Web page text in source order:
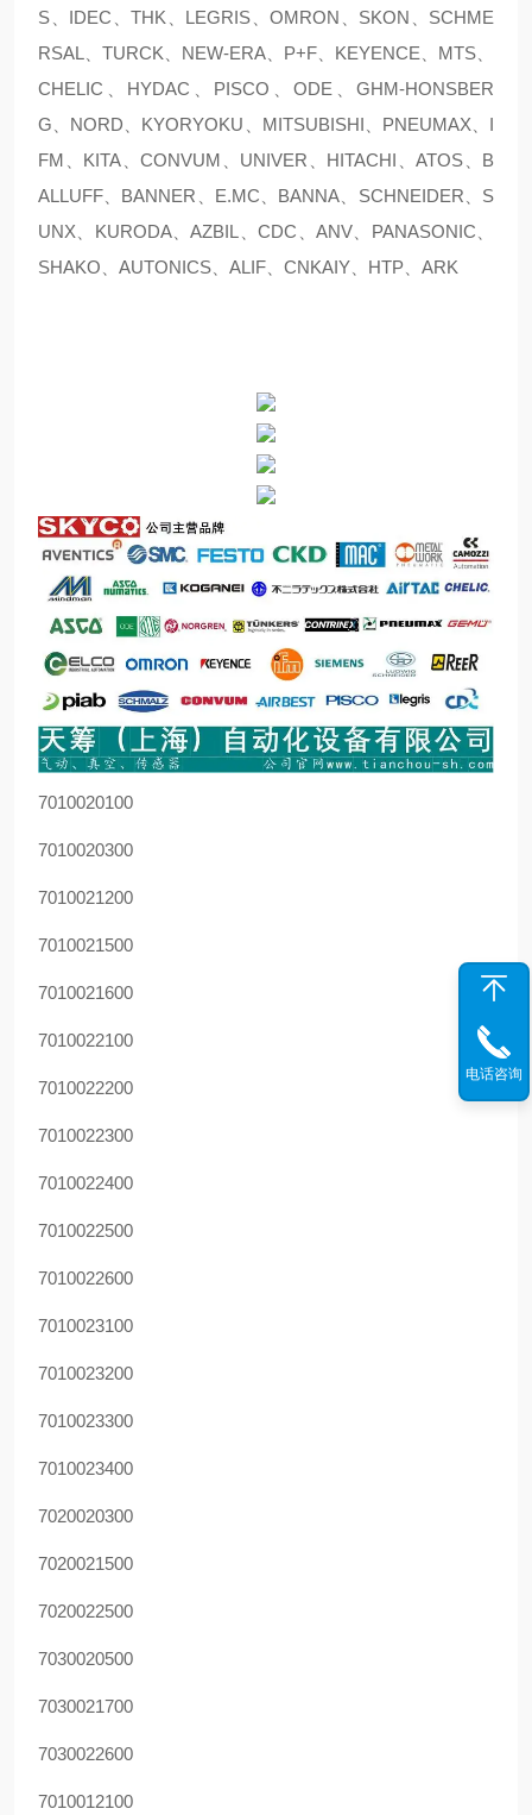
S、IDEC、THK、LEGRIS、OMRON、SKON、SCHME
RSAL、TURCK、NEW-ERA、P+F、KEYENCE、MTS、
CHELIC、HYDAC、PISCO、ODE、GHM-HONSBER
G、NORD、KYORYOKU、MITSUBISHI、PNEUMAX、I
FM、KITA、CONVUM、UNIVER、HITACHI、ATOS、B
ALLUFF、BANNER、E.MC、BANNA、SCHNEIDER、S
UNX、KURODA、AZBIL、CDC、ANV、PANASONIC、
SHAKO、AUTONICS、ALIF、CNKAIY、HTP、ARK
7010020100
7010020300
7010021200
7010021500
7010021600
7010022100
7010022200
7010022300
7010022400
7010022500
7010022600
7010023100
7010023200
7010023300
7010023400
7020020300
7020021500
7020022500
7030020500
7030021700
7030022600
7010012100
电话咨询